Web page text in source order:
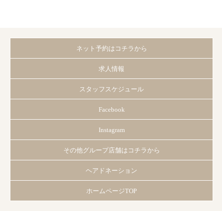
ネット予約はコチラから
求人情報
スタッフスケジュール
Facebook
Instagram
その他グループ店舗はコチラから
ヘアドネーション
ホームページTOP